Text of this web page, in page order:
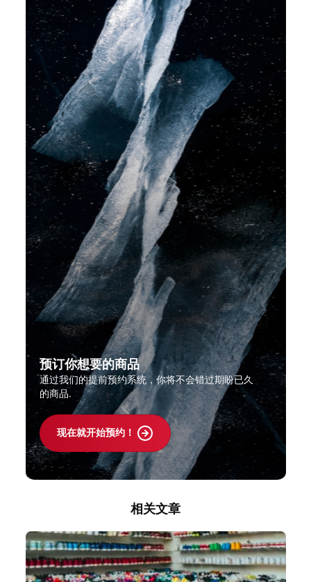
预订你想要的商品
通过我们的提前预约系统，你将不会错过期盼已久
的商品.
现在就开始预约！
相关文章